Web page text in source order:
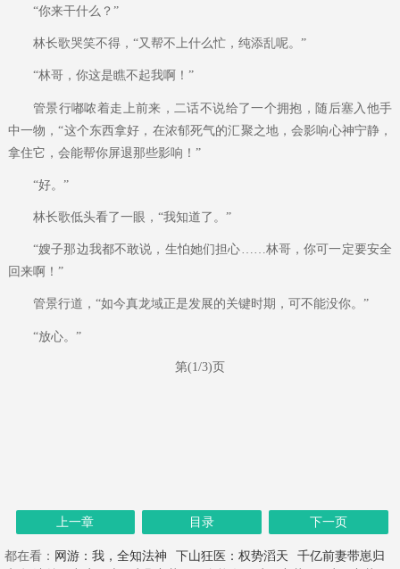
“你来干什么？”
林长歌哭笑不得，“又帮不上什么忙，纯添乱呢。”
“林哥，你这是瞧不起我啊！”
管景行嘟哝着走上前来，二话不说给了一个拥抱，随后塞入他手
中一物，“这个东西拿好，在浓郁死气的汇聚之地，会影响心神宁静，
拿住它，会能帮你屏退那些影响！”
“好。”
林长歌低头看了一眼，“我知道了。”
“嫂子那边我都不敢说，生怕她们担心……林哥，你可一定要安全
回来啊！”
管景行道，“如今真龙域正是发展的关键时期，可不能没你。”
“放心。”
第(1/3)页
上一章 目录 下一页
都在看： 网游：我，全知法神 下山狂医：权势滔天
千亿前妻带崽归